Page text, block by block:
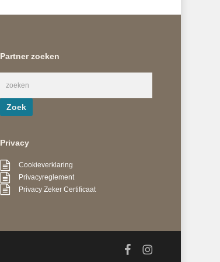
Partner zoeken
Privacy
Cookieverklaring
Privacyreglement
Privacy Zeker Certificaat
facebookinstagram